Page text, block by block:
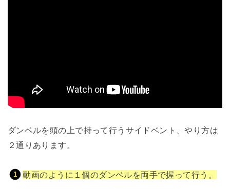
ダンベルを頭の上で持って行うサイドベント、やり方は
２通りあります。
動画のように１個のダンベルを両手で握って行う。